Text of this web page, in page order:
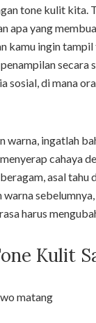
tone kulit kita.
apa yang
kamu ingin
sosial, di mana
ingatlah
cahaya
asal tahu
warna
harus
Kulit